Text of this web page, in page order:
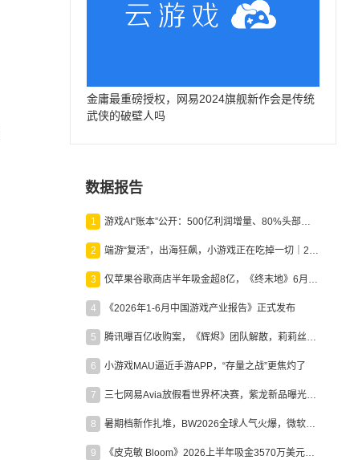
金庸最重磅授权，网易2024旗舰新作会是传统
武侠的破壁人吗
数据报告
1 游戏AI“账本”公开：500亿利润增量、80%头部入局，谁在闷声发财？
2 端游“复活”，出海狂飙，小游戏正在吃掉一切｜2026上半年产业报告
3 仅苹果谷歌商店半年吸金超8亿，《终末地》6月份收入显著回暖
4 《2026年1-6月中国游戏产业报告》正式发布
5 腾讯曝百亿收购案，《辉烬》团队解散，莉莉丝新作曝光｜陀螺周报
6 小游戏MAU逼近手游APP，“存量之战”更焦灼了
7 三七网易Avia放假看世界杯决赛，紫龙新品曝光，米哈游新作上线 | 陀螺周报
8 暑期档新作扎堆，BW2026全球人气火爆，微软XBOX大裁员|陀螺周报
9 《皮克敏 Bloom》2026上半年吸金3570万美元，中国台湾成最大市场